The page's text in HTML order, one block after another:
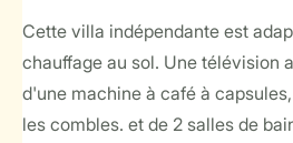
Cette villa indépendante est
chauffage au sol. Une télévision
d'une machine à café à
les combles. et de 2 salles de